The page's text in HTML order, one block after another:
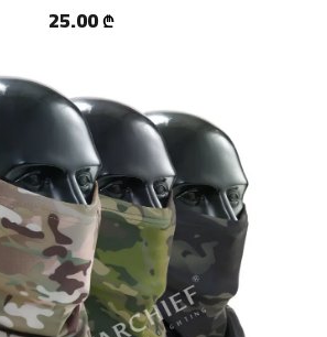
25.00 ₾